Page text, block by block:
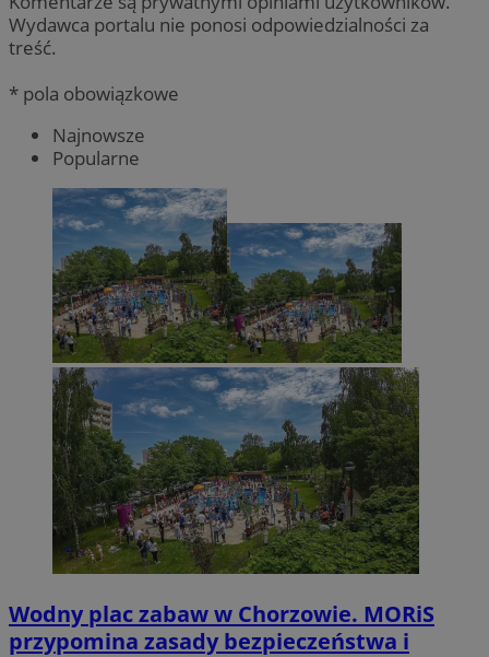
Wydawca portalu nie ponosi odpowiedzialności za
treść.
* pola obowiązkowe
Najnowsze
Popularne
Wodny plac zabaw w Chorzowie. MORiS
przypomina zasady bezpieczeństwa i